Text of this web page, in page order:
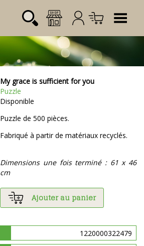
Référence Quantité
My grace is sufficient for you
Puzzle
Disponible
Puzzle de 500 pièces.
Fabriqué à partir de matériaux recyclés.
Dimensions une fois terminé : 61 x 46
cm
Ajouter au panier
1220000322479